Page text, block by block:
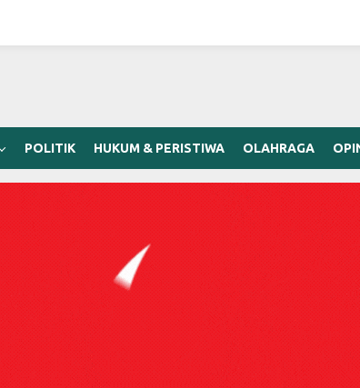
POLITIK HUKUM & PERISTIWA OLAHRAGA